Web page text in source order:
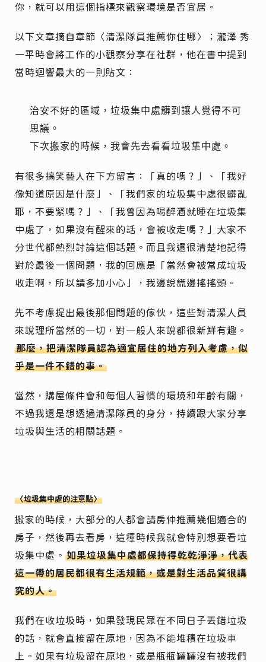
你，就可以用這個指標來觀察環境是否宜居。
以下文章摘自章節〈清潔隊員推薦你住哪〉；瀧澤 秀
一平時會將工作的小觀察分享在社群，他在書中提到
當時迴響最大的一則貼文：
治安不好的區域，垃圾集中處髒到讓人覺得不可
思議。
下次搬家的時候，我會先去看看垃圾集中處。
有很多搞笑藝人在下方留言：「真的嗎？」、「我好
像知道原因是什麼」、「我們家的垃圾集中處很髒亂
耶，不要緊嗎？」、「我曾因為喝醉酒就睡在垃圾集
中處了，如果沒有醒來的話，會被收走嗎？」大家不
分世代都熱烈討論這個話題。而且我還很清楚地記得
對於最後一個問題，我的回應是「當然會被當成垃圾
收走啊，所以請多加小心」，我邊說謊邊搖搖頭。
先不考慮提出最後那個問題的傢伙，這些對清潔人員
來說理所當然的一切，對一般人來說都很新鮮有趣。
那麼，把清潔隊員認為適宜居住的地方列入考慮，似
乎是一件不錯的事。
當然，購屋條件會和每個人習慣的環境和年齡有關，
不過我還是想透過清潔隊員的身分，持續跟大家分享
垃圾與生活的相關話題。
〈垃圾集中處的注意點〉
搬家的時候，大部分的人都會請房仲推薦幾個適合的
房子，然後再去看房，這種時候我就會特別想要看垃
圾集中處。如果垃圾集中處都保持得乾乾淨淨，代表
這一帶的居民都很有生活規範，或是對生活品質很講
究的人。
我們在收垃圾時，如果發現民眾在不同日子丟錯垃圾
的話，就會直接留在原地，因為不能堆積在垃圾車
上。如果有垃圾留在原地，或是瓶瓶罐罐沒有被我們